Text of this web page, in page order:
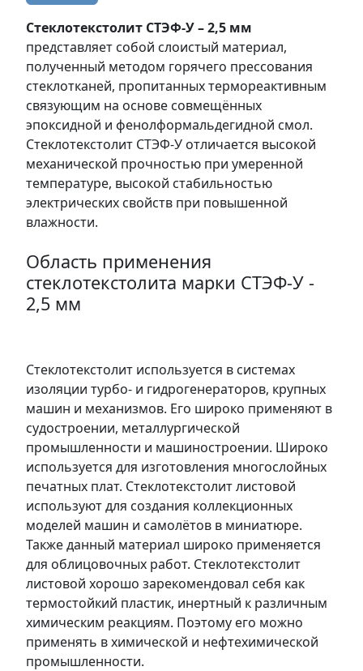
Стеклотекстолит СТЭФ-У – 2,5 мм
представляет собой слоистый материал,
полученный методом горячего прессования
стеклотканей, пропитанных термореактивным
связующим на основе совмещённых
эпоксидной и фенолформальдегидной смол.
Стеклотекстолит СТЭФ-У отличается высокой
механической прочностью при умеренной
температуре, высокой стабильностью
электрических свойств при повышенной
влажности.
Область применения
стеклотекстолита марки СТЭФ-У -
2,5 мм
Стеклотекстолит используется в системах
изоляции турбо- и гидрогенераторов, крупных
машин и механизмов. Его широко применяют в
судостроении, металлургической
промышленности и машиностроении. Широко
используется для изготовления многослойных
печатных плат. Стеклотекстолит листовой
используют для создания коллекционных
моделей машин и самолётов в миниатюре.
Также данный материал широко применяется
для облицовочных работ. Стеклотекстолит
листовой хорошо зарекомендовал себя как
термостойкий пластик, инертный к различным
химическим реакциям. Поэтому его можно
применять в химической и нефтехимической
промышленности.